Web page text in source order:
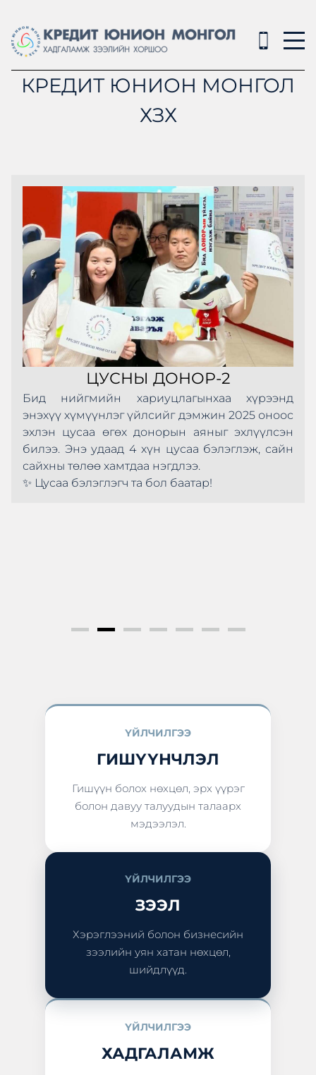
КРЕДИТ ЮНИОН МОНГОЛ
ХЗХ
ЦУСНЫ ДОНОР-2
Бид нийгмийн хариуцлагынхаа хүрээнд
энэхүү хүмүүнлэг үйлсийг дэмжин 2025 оноос
эхлэн цусаа өгөх донорын аяныг эхлүүлсэн
билээ. Энэ удаад 4 хүн цусаа бэлэглэж, сайн
сайхны төлөө хамтдаа нэгдлээ.
✨ Цусаа бэлэглэгч та бол баатар!
ҮЙЛЧИЛГЭЭ
ГИШҮҮНЧЛЭЛ
Гишүүн болох нөхцөл, эрх үүрэг
болон давуу талуудын талаарх
мэдээлэл.
ҮЙЛЧИЛГЭЭ
ЗЭЭЛ
Хэрэглээний болон бизнесийн
зээлийн уян хатан нөхцөл,
шийдлүүд.
ҮЙЛЧИЛГЭЭ
ХАДГАЛАМЖ